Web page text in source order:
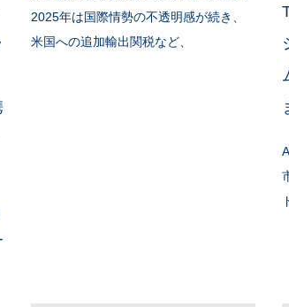
2025年は国際情勢の不透明感が続き、
米国への追加輸出関税など、